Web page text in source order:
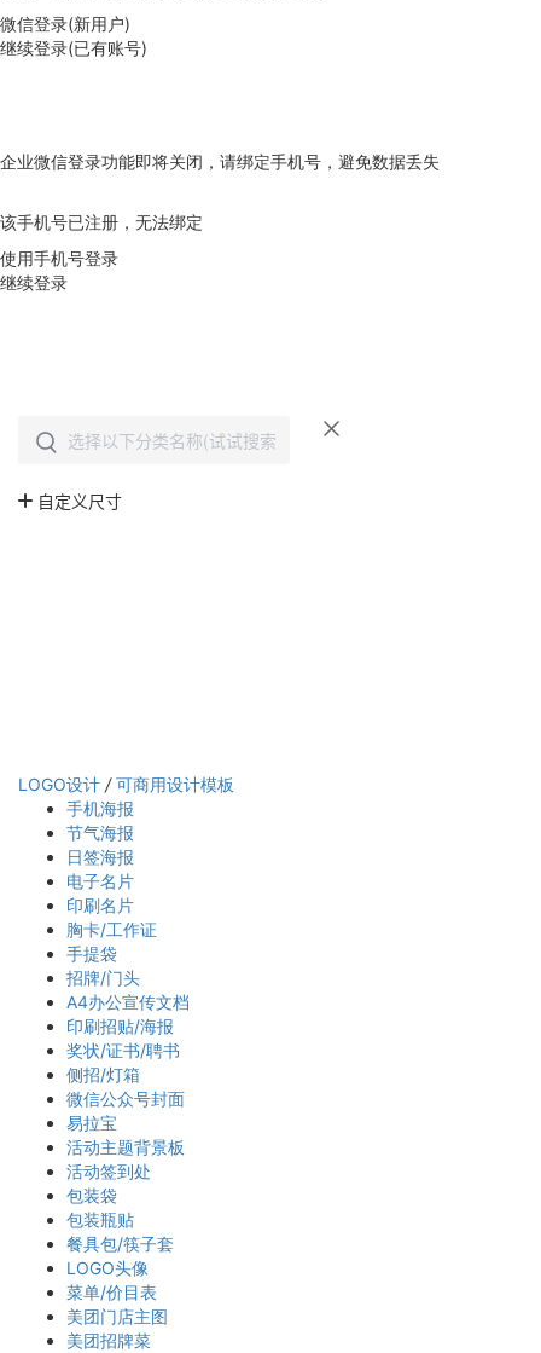
微信登录(新用户)
继续登录(已有账号)
企业微信登录功能即将关闭，请绑定手机号，避免数据丢失
该手机号已注册，无法绑定
使用手机号登录
继续登录
LOGO设计 / 可商用设计模板
手机海报
节气海报
日签海报
电子名片
印刷名片
胸卡/工作证
手提袋
招牌/门头
A4办公宣传文档
印刷招贴/海报
奖状/证书/聘书
侧招/灯箱
微信公众号封面
易拉宝
活动主题背景板
活动签到处
包装袋
包装瓶贴
餐具包/筷子套
LOGO头像
菜单/价目表
美团门店主图
美团招牌菜